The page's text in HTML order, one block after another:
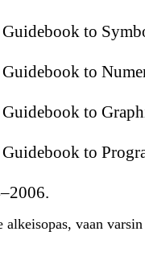
to
to
to
to
alkeisopas, vaan